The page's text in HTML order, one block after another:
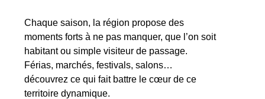
Chaque saison, la région propose des
moments forts à ne pas manquer, que l’on soit
habitant ou simple visiteur de passage.
Férias, marchés, festivals, salons…
découvrez ce qui fait battre le cœur de ce
territoire dynamique.